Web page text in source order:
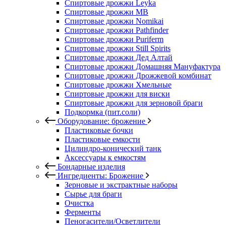
Спиртовые дрожжи Leyka
Спиртовые дрожжи MB
Спиртовые дрожжи Nomikai
Спиртовые дрожжи Pathfinder
Спиртовые дрожжи Puriferm
Спиртовые дрожжи Still Spirits
Спиртовые дрожжи Дед Алтай
Спиртовые дрожжи Домашняя Мануфактура
Спиртовые дрожжи Дрожжевой комбинат
Спиртовые дрожжи Хмельные
Спиртовые дрожжи для виски
Спиртовые дрожжи для зерновой браги
Подкормка (пит.соли)
Оборудование: брожение
Пластиковые бочки
Пластиковые емкости
Цилиндро-конический танк
Аксессуары к емкостям
Бондарные изделия
Ингредиенты: Брожение
Зерновые и экстрактные наборы
Сырье для браги
Очистка
Ферменты
Пеногасители/Осветлители